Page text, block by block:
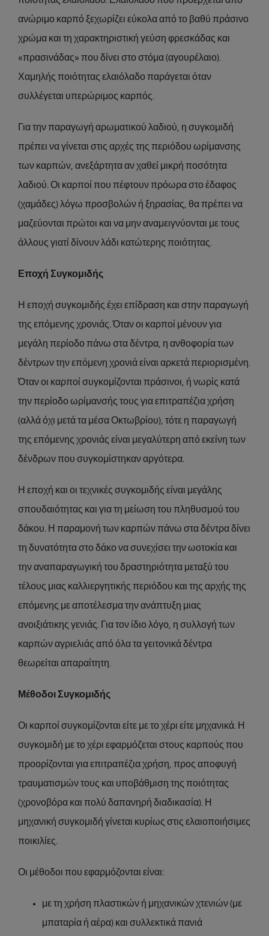
ανώριμο καρπό ξεχωρίζει εύκολα από το βαθύ πράσινο
χρώμα και τη χαρακτηριστική γεύση φρεσκάδας και
«πρασινάδας» που δίνει στο στόμα (αγουρέλαιο).
Χαμηλής ποιότητας ελαιόλαδο παράγεται όταν
συλλέγεται υπερώριμος καρπός.
Για την παραγωγή αρωματικού λαδιού, η συγκομιδή
πρέπει να γίνεται στις αρχές της περιόδου ωρίμανσης
των καρπών, ανεξάρτητα αν χαθεί μικρή ποσότητα
λαδιού. Οι καρποί που πέφτουν πρόωρα στο έδαφος
(χαμάδες) λόγω προσβολών ή ξηρασίας, θα πρέπει να
μαζεύονται πρώτοι και να μην αναμειγνύονται με τους
άλλους γιατί δίνουν λάδι κατώτερης ποιότητας.
Εποχή Συγκομιδής
Η εποχή συγκομιδής έχει επίδραση και στην παραγωγή
της επόμενης χρονιάς. Όταν οι καρποί μένουν για
μεγάλη περίοδο πάνω στα δέντρα, η ανθοφορία των
δέντρων την επόμενη χρονιά είναι αρκετά περιορισμένη.
Όταν οι καρποί συγκομίζονται πράσινοι, ή νωρίς κατά
την περίοδο ωρίμανσής τους για επιτραπέζια χρήση
(αλλά όχι μετά τα μέσα Οκτωβρίου), τότε η παραγωγή
της επόμενης χρονιάς είναι μεγαλύτερη από εκείνη των
δένδρων που συγκομίστηκαν αργότερα.
Η εποχή και οι τεχνικές συγκομιδής είναι μεγάλης
σπουδαιότητας και για τη μείωση του πληθυσμού του
δάκου. Η παραμονή των καρπών πάνω στα δέντρα δίνει
τη δυνατότητα στο δάκο να συνεχίσει την ωοτοκία και
την αναπαραγωγική του δραστηριότητα μεταξύ του
τέλους μιας καλλιεργητικής περιόδου και της αρχής της
επόμενης με αποτέλεσμα την ανάπτυξη μιας
ανοιξιάτικης γενιάς. Για τον ίδιο λόγο, η συλλογή των
καρπών αγριελιάς από όλα τα γειτονικά δέντρα
θεωρείται απαραίτητη.
Μέθοδοι Συγκομιδής
Οι καρποί συγκομίζονται είτε με το χέρι είτε μηχανικά. Η
συγκομιδή με το χέρι εφαρμόζεται στους καρπούς που
προορίζονται για επιτραπέζια χρήση, προς αποφυγή
τραυματισμών τους και υποβάθμιση της ποιότητας
(χρονοβόρα και πολύ δαπανηρή διαδικασία). Η
μηχανική συγκομιδή γίνεται κυρίως στις ελαιοποιήσιμες
ποικιλίες.
Οι μέθοδοι που εφαρμόζονται είναι:
με τη χρήση πλαστικών ή μηχανικών χτενιών (με
μπαταρία ή αέρα) και συλλεκτικά πανιά